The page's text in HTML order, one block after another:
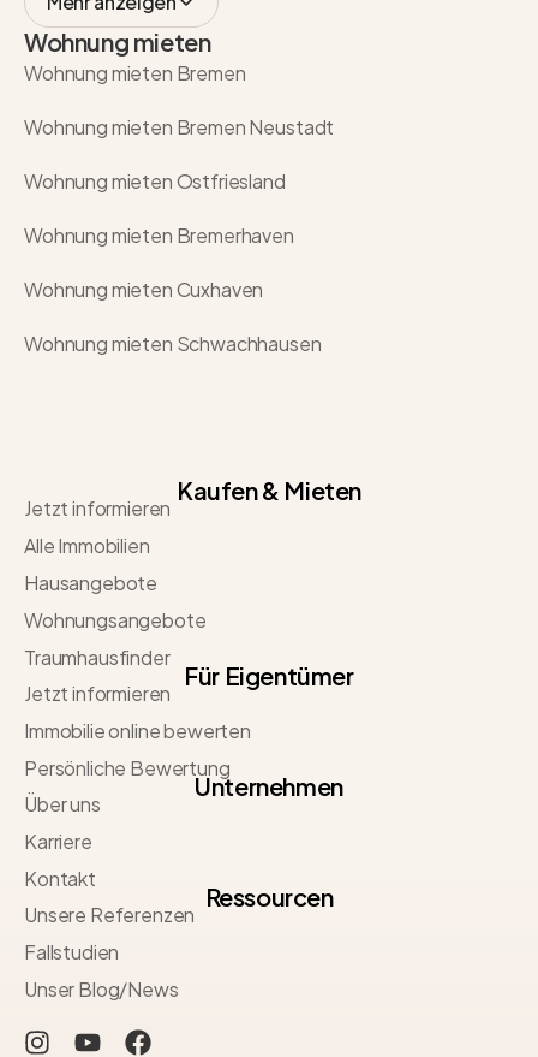
Wohnung mieten
Wohnung mieten Bremen
Wohnung mieten Bremen Neustadt
Wohnung mieten Ostfriesland
Wohnung mieten Bremerhaven
Wohnung mieten Cuxhaven
Wohnung mieten Schwachhausen
Kaufen & Mieten
Jetzt informieren
Alle Immobilien
Hausangebote
Wohnungsangebote
Traumhausfinder
Für Eigentümer
Jetzt informieren
Immobilie online bewerten
Persönliche Bewertung
Unternehmen
Über uns
Karriere
Kontakt
Ressourcen
Unsere Referenzen
Fallstudien
Unser Blog/News